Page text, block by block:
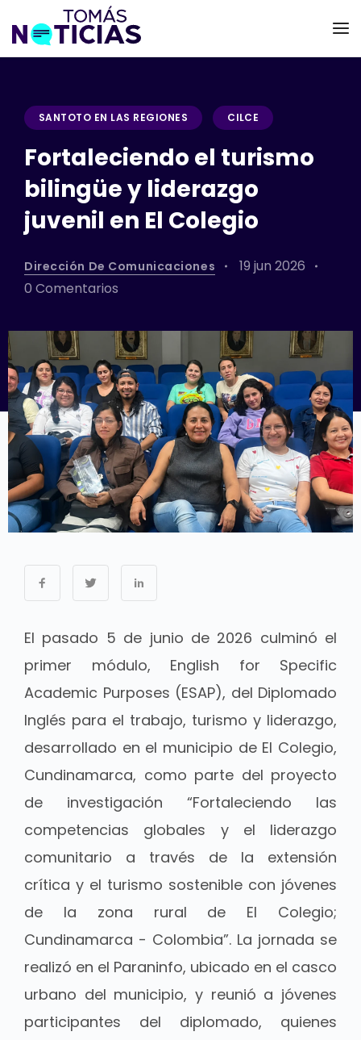
SANTOTO EN LAS REGIONES CILCE
Fortaleciendo el turismo
bilingüe y liderazgo
juvenil en El Colegio
Dirección De Comunicaciones
19 jun 2026
0 Comentarios
El pasado 5 de junio de 2026 culminó el
primer módulo, English for Specific
Academic Purposes (ESAP), del Diplomado
Inglés para el trabajo, turismo y liderazgo,
desarrollado en el municipio de El Colegio,
Cundinamarca, como parte del proyecto
de investigación “Fortaleciendo las
competencias globales y el liderazgo
comunitario a través de la extensión
crítica y el turismo sostenible con jóvenes
de la zona rural de El Colegio;
Cundinamarca - Colombia”. La jornada se
realizó en el Paraninfo, ubicado en el casco
urbano del municipio, y reunió a jóvenes
participantes del diplomado, quienes